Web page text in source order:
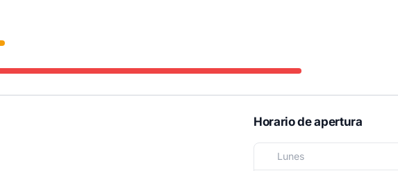
Horario de apertura
Lunes